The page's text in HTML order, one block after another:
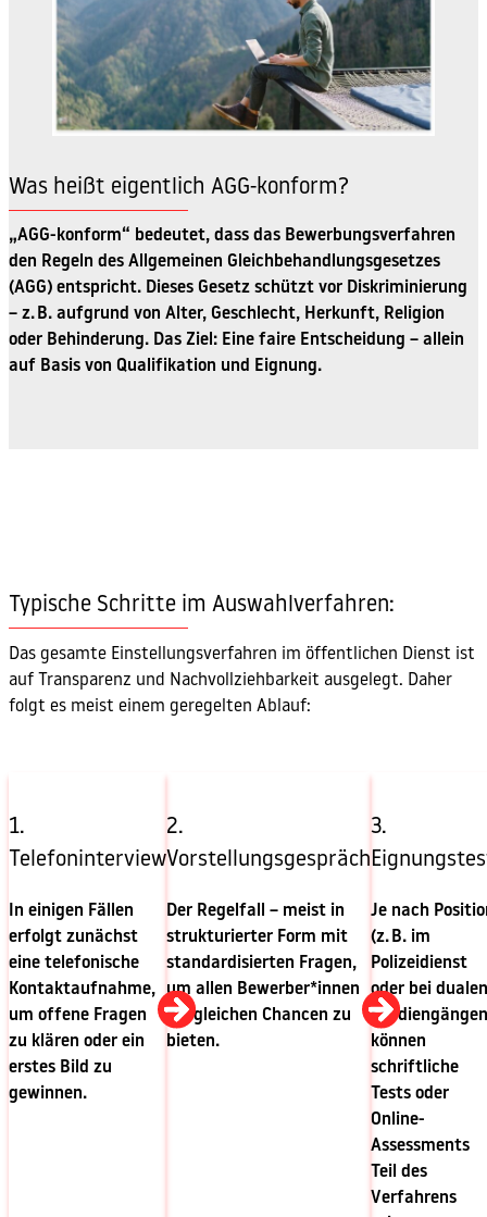
Was heißt eigentlich AGG-konform?
„AGG-konform“ bedeutet, dass das Bewerbungsverfahren
den Regeln des Allgemeinen Gleichbehandlungsgesetzes
(AGG) entspricht. Dieses Gesetz schützt vor Diskriminierung
– z. B. aufgrund von Alter, Geschlecht, Herkunft, Religion
oder Behinderung. Das Ziel: Eine faire Entscheidung – allein
auf Basis von Qualifikation und Eignung.
Typische Schritte im Auswahlverfahren:
Das gesamte Einstellungsverfahren im öffentlichen Dienst ist
auf Transparenz und Nachvollziehbarkeit ausgelegt. Daher
folgt es meist einem geregelten Ablauf:
1.
Telefoninterview
In einigen Fällen
erfolgt zunächst
eine telefonische
Kontaktaufnahme,
um offene Fragen
zu klären oder ein
erstes Bild zu
gewinnen.
2.
Vorstellungsgespräch
Der Regelfall – meist in
strukturierter Form mit
standardisierten Fragen,
um allen Bewerber*innen
die gleichen Chancen zu
bieten.
3.
Je nach
(z. B. im
Polizeidienst
oder bei dualen
können
schriftliche
Tests oder
Online-
Assessments
Teil des
Verfahrens